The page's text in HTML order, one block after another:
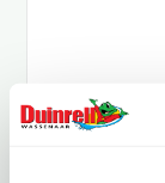
Ontdek